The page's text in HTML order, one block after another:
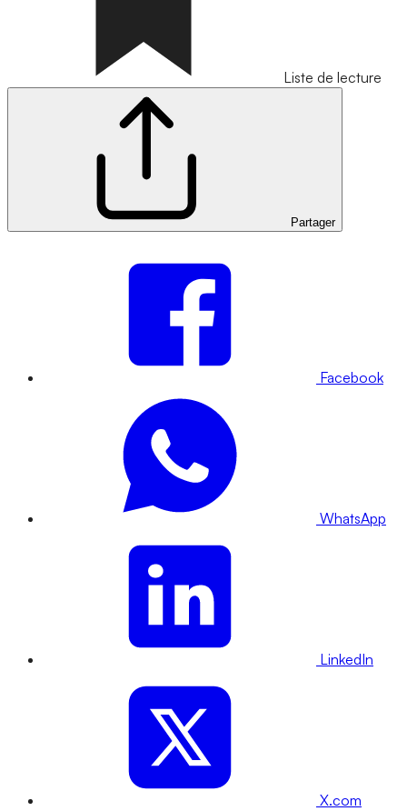
Liste de lecture
Partager
Facebook
WhatsApp
LinkedIn
X.com